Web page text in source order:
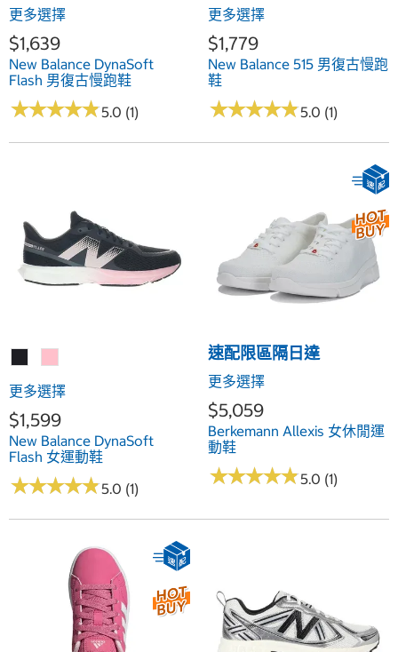
更多選擇
$1,639
New Balance DynaSoft
Flash 男復古慢跑鞋
★★★★★
★★★★★5.0 (1)
更多選擇
$1,779
New Balance 515 男復古慢跑
鞋
★★★★★
★★★★★5.0 (1)
更多選擇
$1,599
New Balance DynaSoft
Flash 女運動鞋
★★★★★
★★★★★5.0 (1)
速配限區隔日達
更多選擇
$5,059
Berkemann Allexis 女休閒運
動鞋
★★★★★
★★★★★5.0 (1)